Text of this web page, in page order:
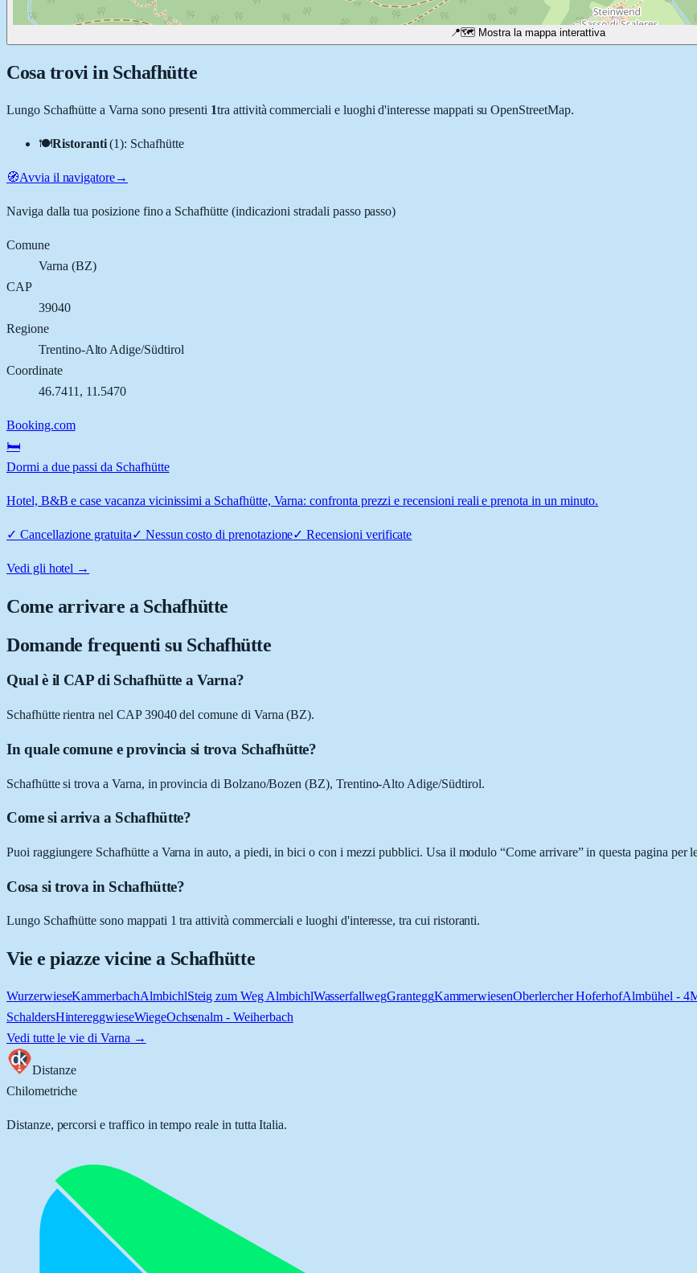
📍🗺️ Mostra la mappa interattiva
Cosa trovi in Schafhütte
Lungo Schafhütte aVarna sono presenti 1tra attività commerciali e luoghi d'interesse mappati su OpenStreetMap.
🍽️Ristoranti (1): Schafhütte
🧭Avvia il navigatore→
Naviga dalla tua posizione fino a Schafhütte(indicazioni stradali passo passo)
Comune
Varna (BZ)
CAP
39040
Regione
Trentino-Alto Adige/Südtirol
Coordinate
46.7411 , 11.5470
Booking.com
🛏️
Dormi a due passi da Schafhütte
Hotel, B&B e case vacanza vicinissimi a Schafhütte, Varna: confronta prezzi e recensioni reali e prenota in un minuto.
✓ Cancellazione gratuita✓ Nessun costo di prenotazione✓Recensioni verificate
Vedi gli hotel →
Come arrivare a Schafhütte
Domande frequenti su Schafhütte
Qual è il CAP di Schafhütte a Varna?
Schafhütte rientra nel CAP 39040 del comune di Varna (BZ).
In quale comune e provincia si trova Schafhütte?
Schafhütte si trova a Varna, in provincia di Bolzano/Bozen (BZ), Trentino-Alto Adige/Südtirol.
Come si arriva a Schafhütte?
Puoi raggiungere Schafhütte a Varna in auto, a piedi, in bici o con i mezzi pubblici. Usa il modulo “Come arrivare” in questa pagina per
Cosa si trova in Schafhütte?
Lungo Schafhütte sono mappati 1 tra attività commerciali e luoghi d'interesse, tra cui ristoranti.
Vie e piazze vicine a Schafhütte
WurzerwieseKammerbachAlmbichlSteig zum Weg AlmbichlWasserfallwegGranteggKammerwiesenOberlercher HoferhofAlmbühel - 4
SchaldersHintereggwieseWiegeOchsenalm - Weiherbach
Vedi tutte le vie di Varna →
Distanze
Chilometriche
Distanze, percorsi e traffico in tempo reale in tutta Italia.